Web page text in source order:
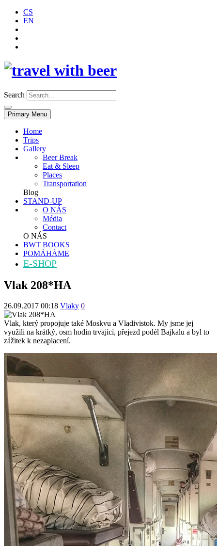
CS
EN
Search
Primary Menu
Home
Trips
Gallery
Beer Break
Eat & Sleep
Places
Transportation
Blog
STAND-UP
O NÁS
Média
Contact
O NÁS
BWT BOOKS
POMÁHÁME
E-SHOP
Vlak 208*НА
26.09.2017 00:18 Vlaky 0
Vlak, který propojuje také Moskvu a Vladivistok. My jsme jej
využili na krátký, osm hodin trvající, přejezd podél Bajkalu a byl to
zážitek k nezaplacení.